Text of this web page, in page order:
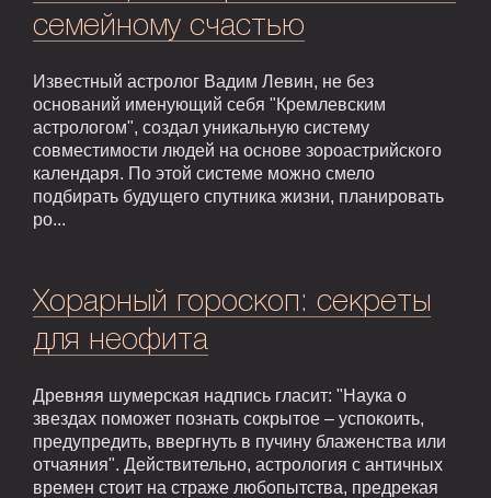
семейному счастью
Известный астролог Вадим Левин, не без
оснований именующий себя "Кремлевским
астрологом", создал уникальную систему
совместимости людей на основе зороастрийского
календаря. По этой системе можно смело
подбирать будущего спутника жизни, планировать
ро...
Хорарный гороскоп: секреты
для неофита
Древняя шумерская надпись гласит: "Наука о
звездах поможет познать сокрытое – успокоить,
предупредить, ввергнуть в пучину блаженства или
отчаяния". Действительно, астрология с античных
времен стоит на страже любопытства, предрекая